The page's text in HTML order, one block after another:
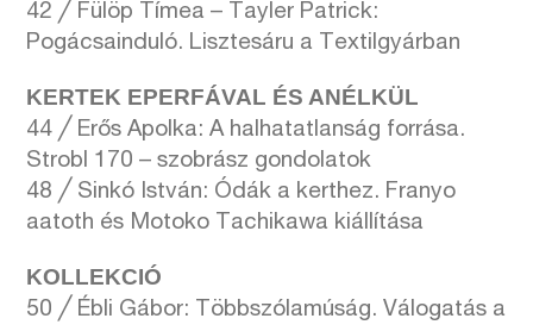
42 ╱ Fülöp Tímea – Tayler Patrick:
Pogácsainduló. Lisztesáru a Textilgyárban
KERTEK EPERFÁVAL ÉS ANÉLKÜL
44 ╱ Erős Apolka: A halhatatlanság forrása.
Strobl 170 – szobrász gondolatok
48 ╱ Sinkó István: Ódák a kerthez. Franyo
aatoth és Motoko Tachikawa kiállítása
KOLLEKCIÓ
50 ╱ Ébli Gábor: Többszólamúság. Válogatás a